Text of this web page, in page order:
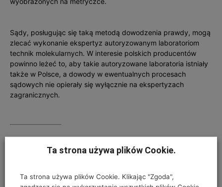
Sądy, posługując się taką metodą dowodzenia prawdy, mogą
zlecać wykonanie ekspertyz autoryzowanym laboratoriom
technik molekularnych. W interesie polskich producentów
powinno leżeć to, aby takie autoryzowane laboratoria istniały
także w Polsce, a dowody w ewentualnych procesach
sądowych nie opierały się wyłącznie na ekspertyzach
zagranicznych.
Ta strona używa plików Cookie.
Ta strona używa plików Cookie. Klikając "Zgoda",